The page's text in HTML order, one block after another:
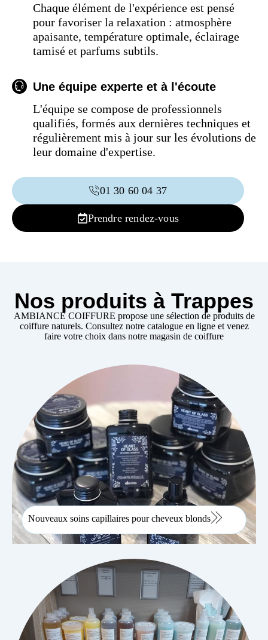
Chaque élément de l'expérience est pensé
pour favoriser la relaxation : atmosphère
apaisante, température optimale, éclairage
tamisé et parfums subtils.
Une équipe experte et à l'écoute
L'équipe se compose de professionnels
qualifiés, formés aux dernières techniques et
régulièrement mis à jour sur les évolutions de
leur domaine d'expertise.
01 30 60 04 37
Prendre rendez-vous
Nos produits à Trappes
AMBIANCE COIFFURE propose une sélection de produits de
coiffure naturels. Consultez notre catalogue en ligne et venez
faire votre choix dans notre magasin de coiffure
Nouveaux soins capillaires pour cheveux blonds